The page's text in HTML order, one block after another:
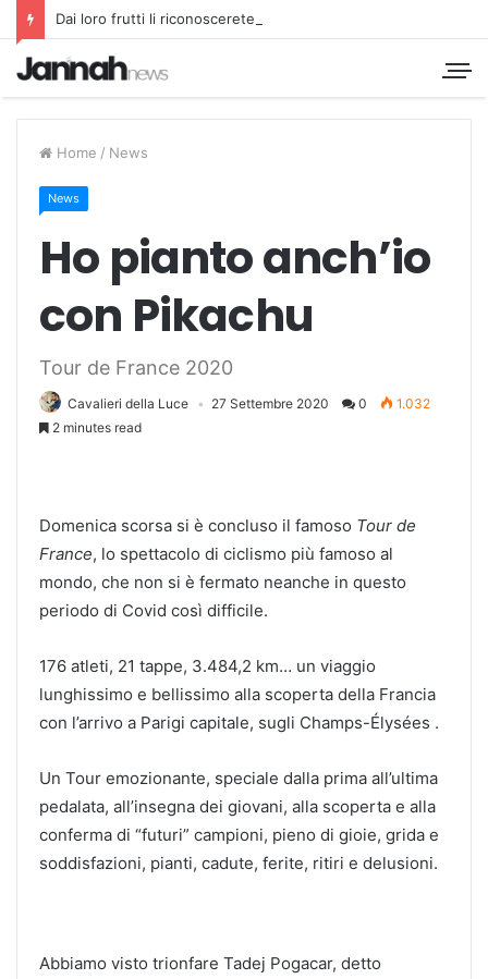
Dai loro frutti li riconoscerete
Home / News
News
Ho pianto anch’io
con Pikachu
Tour de France 2020
Cavalieri della Luce 27 Settembre 2020 0
1.032
2 minutes read
Domenica scorsa si è concluso il famoso Tour de
France, lo spettacolo di ciclismo più famoso al
mondo, che non si è fermato neanche in questo
periodo di Covid così difficile.
176 atleti, 21 tappe, 3.484,2 km… un viaggio
lunghissimo e bellissimo alla scoperta della Francia
con l’arrivo a Parigi capitale, sugli Champs-Élysées .
Un Tour emozionante, speciale dalla prima all’ultima
pedalata, all’insegna dei giovani, alla scoperta e alla
conferma di “futuri” campioni, pieno di gioie, grida e
soddisfazioni, pianti, cadute, ferite, ritiri e delusioni.
Abbiamo visto trionfare Tadej Pogacar, detto